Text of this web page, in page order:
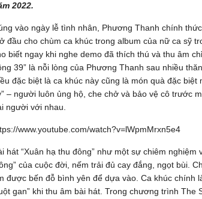
2022.
vào ngày lễ tình nhân, Phương Thanh chính
đầu cho chùm ca khúc trong album của nữ ca sỹ
biết ngay khi nghe demo đã thích thú và thu âm
39” là nỗi lòng của Phương Thanh sau nhiều
đặc biệt là ca khúc này cũng là món quà đặc biệt
– người luôn ủng hộ, che chở và bảo vệ cô trước
người với nhau.
www.youtube.com/watch?v=lWpmMrxn5e4
hát “Xuân hạ thu đông” như một sự chiêm
của cuộc đời, nếm trải đủ cay đắng, ngọt bùi.
được bến đỗ bình yên để dựa vào. Ca khúc chính
gan” khi thu âm bài hát. Trong chương trình